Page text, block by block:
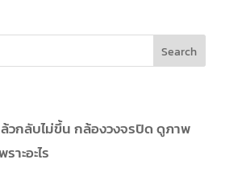
วกลับไม่ขึ้น กล้องวงจรปิด ดูภาพ
าะอะไร